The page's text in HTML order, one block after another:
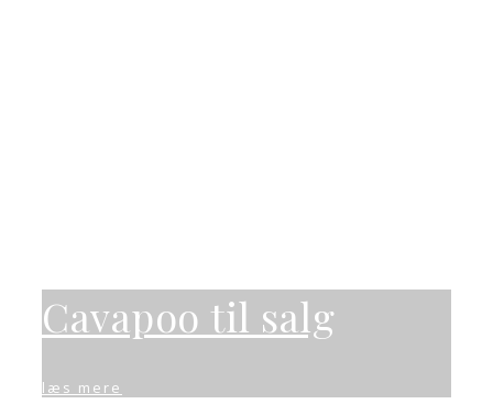
Cavapoo til salg
læs mere